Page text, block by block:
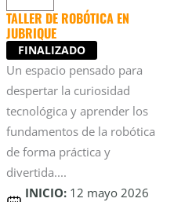
TALLER DE ROBÓTICA EN
JUBRIQUE
FINALIZADO
Un espacio pensado para
despertar la curiosidad
tecnológica y aprender los
fundamentos de la robótica
de forma práctica y
divertida....
INICIO: 12 mayo 2026